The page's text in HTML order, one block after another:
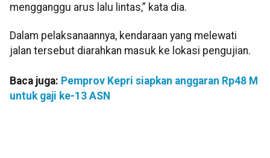
mengganggu arus lalu lintas,” kata dia.
Dalam pelaksanaannya, kendaraan yang melewati
jalan tersebut diarahkan masuk ke lokasi pengujian.
Baca juga: Pemprov Kepri siapkan anggaran Rp48 M
untuk gaji ke-13 ASN